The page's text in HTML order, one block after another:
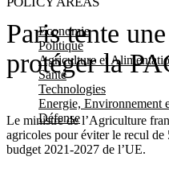
Economie
Politique
Agriculture et
Santé
Technologies
Energie, Environnement
Défense
Paris tente
protéger la
Le ministre de l’Agriculture
agricoles pour éviter le recul de
budget 2021-2027 de l’UE.